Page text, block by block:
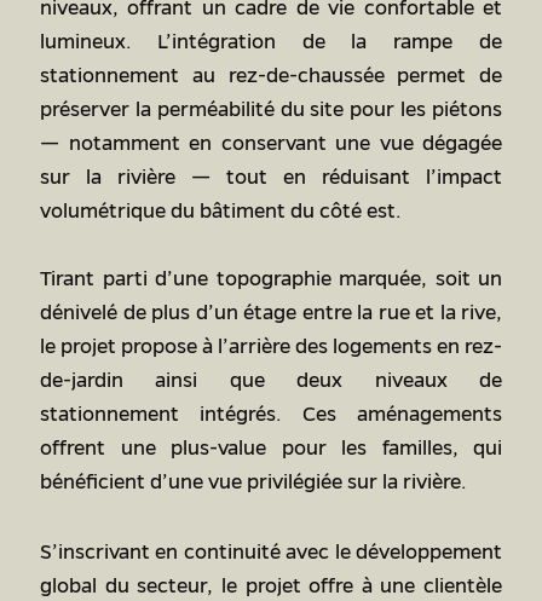
niveaux, offrant un cadre de vie confortable et
lumineux. L’intégration de la rampe de
stationnement au rez-de-chaussée permet de
préserver la perméabilité du site pour les piétons
— notamment en conservant une vue dégagée
sur la rivière — tout en réduisant l’impact
volumétrique du bâtiment du côté est.
Tirant parti d’une topographie marquée, soit un
dénivelé de plus d’un étage entre la rue et la rive,
le projet propose à l’arrière des logements en rez-
de-jardin ainsi que deux niveaux de
stationnement intégrés. Ces aménagements
offrent une plus-value pour les familles, qui
bénéficient d’une vue privilégiée sur la rivière.
S’inscrivant en continuité avec le développement
global du secteur, le projet offre à une clientèle